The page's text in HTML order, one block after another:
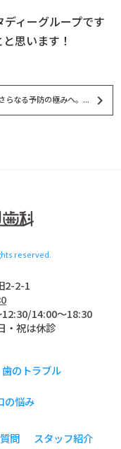
ィーグループです
思います！
らなる予防の極みへ。... keyboard_arrow_right
reserved.
2-2-1
14:00～18:30
・祝は休診
歯のトラブル
の悩み
問 スタッフ紹介